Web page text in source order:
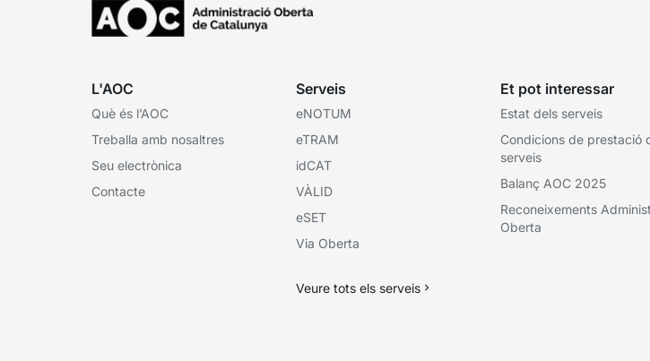
L'AOC
Què és l’AOC
Treballa amb nosaltres
Seu electrònica
Contacte
Serveis
eNOTUM
eTRAM
idCAT
VÀLID
eSET
Via Oberta
Veure tots els serveis
Et pot interessar
Estat dels serveis
Condicions de prestació
serveis
Balanç AOC 2025
Reconeixements
Oberta